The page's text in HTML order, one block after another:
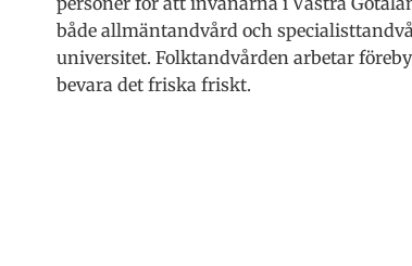
både allmäntandvård och
universitet. Folktandvården arbetar
bevara det friska friskt.